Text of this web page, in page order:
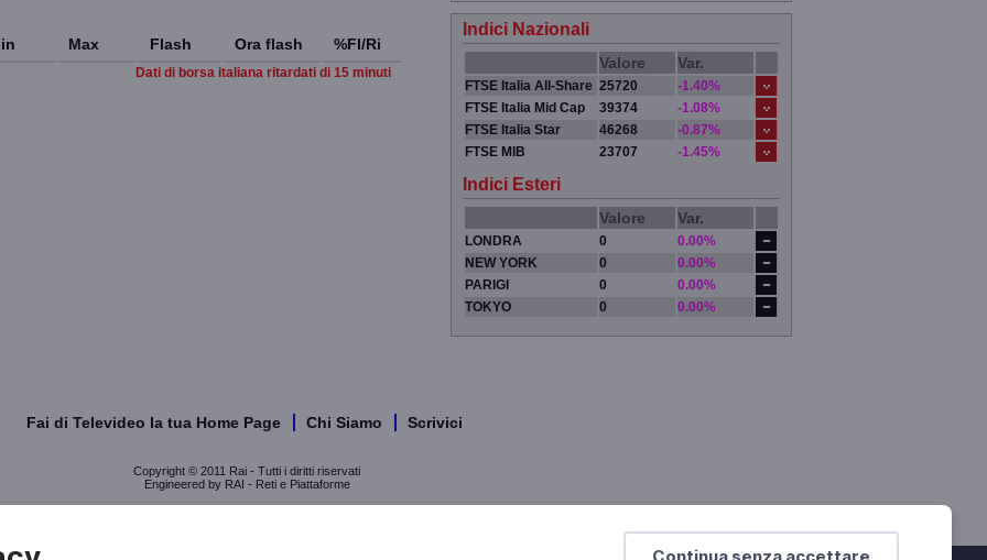
Continua senza accettare
Max Flash Ora flash %Fl/Ri
Dati di borsa italiana ritardati di 15 minuti
Indici Nazionali
Valore Var.
FTSE Italia All-Share 25720
-1.40%
FTSE Italia Mid Cap
39374
-1.08%
FTSE Italia Star
46268
-0.87%
FTSE MIB
23707 -1.45%
Indici Esteri
Valore Var.
LONDRA 0
0.00%
NEW YORK
0
0.00%
PARIGI
0
0.00%
TOKYO
0 0.00%
Fai di Televideo la tua Home Page Chi Siamo Scrivici
Copyright © 2011 Rai - Tutti i diritti riservati
Engineered by RAI - Reti e Piattaforme